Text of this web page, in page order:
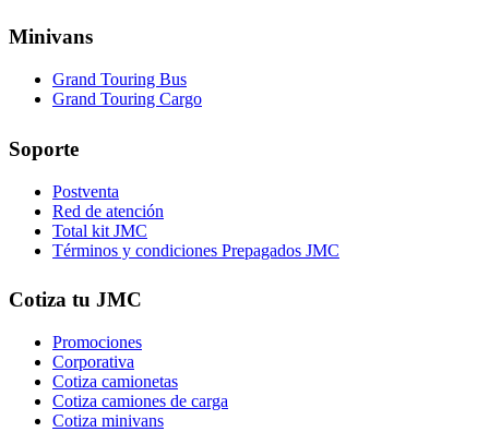
Minivans
Grand Touring Bus
Grand Touring Cargo
Soporte
Postventa
Red de atención
Total kit JMC
Términos y condiciones Prepagados JMC
Cotiza tu JMC
Promociones
Corporativa
Cotiza camionetas
Cotiza camiones de carga
Cotiza minivans